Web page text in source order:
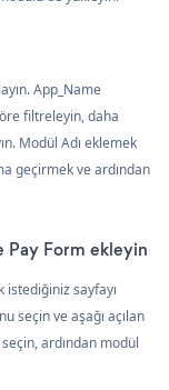
App_Name
filtreleyin, daha
Modül Adı eklemek
geçirmek ve ardından
Pay Form ekleyin
istediğiniz sayfayı
seçin ve aşağı açılan
ardından modül